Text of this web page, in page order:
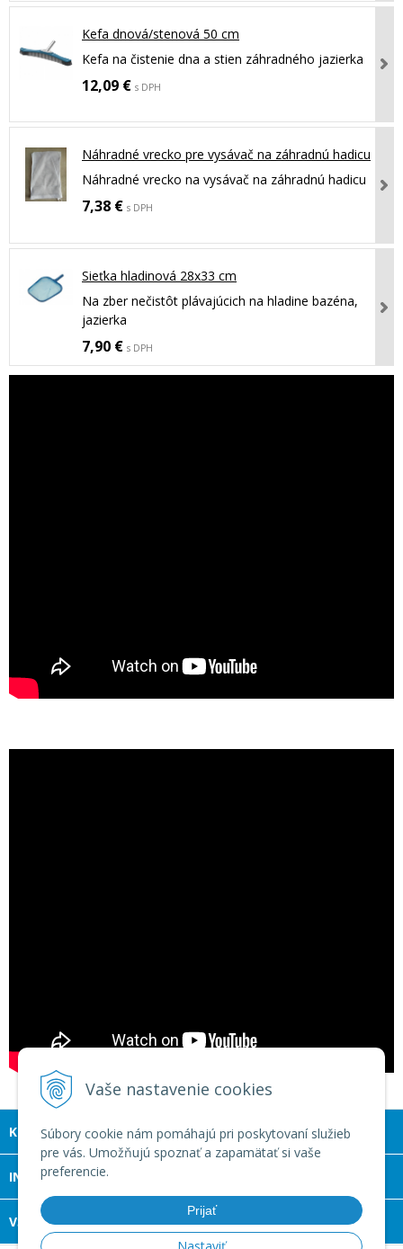
Vaše nastavenie cookies
Súbory cookie nám pomáhajú pri poskytovaní služieb
pre vás. Umožňujú spoznať a zapamätať si vaše
preferencie.
Prijať
Kefa dnová/stenová 50 cm
Kefa na čistenie dna a stien záhradného jazierka
12,09 € s DPH
Náhradné vrecko pre vysávač na záhradnú hadicu
Náhradné vrecko na vysávač na záhradnú hadicu
7,38 € s DPH
Sieťka hladinová 28x33 cm
Na zber nečistôt plávajúcich na hladine bazéna,
jazierka
7,90 € s DPH
KONTAKT
INFOLINKA
VŠETKO O NÁKUPE